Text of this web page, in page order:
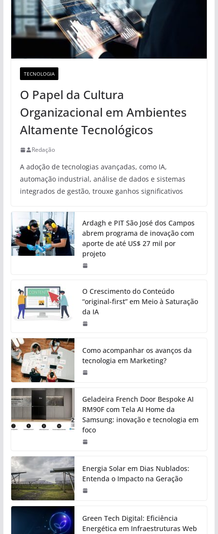
TECNOLOGIA
O Papel da Cultura
Organizacional em Ambientes
Altamente Tecnológicos
Redação
A adoção de tecnologias avançadas, como IA,
automação industrial, análise de dados e sistemas
integrados de gestão, trouxe ganhos significativos
Ardagh e PIT São José dos Campos
abrem programa de inovação com
aporte de até US$ 27 mil por
projeto
O Crescimento do Conteúdo
“original-first” em Meio à Saturação
da IA
Como acompanhar os avanços da
tecnologia em Marketing?
Geladeira French Door Bespoke AI
RM90F com Tela AI Home da
Samsung: inovação e tecnologia em
foco
Energia Solar em Dias Nublados:
Entenda o Impacto na Geração
Green Tech Digital: Eficiência
Energética em Infraestruturas Web